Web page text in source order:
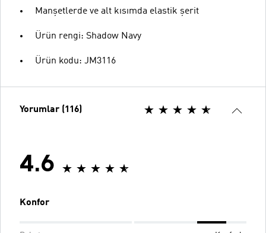
Manşetlerde ve alt kısımda elastik şerit
Ürün rengi: Shadow Navy
Ürün kodu: JM3116
Yorumlar (116)
4.6
Konfor